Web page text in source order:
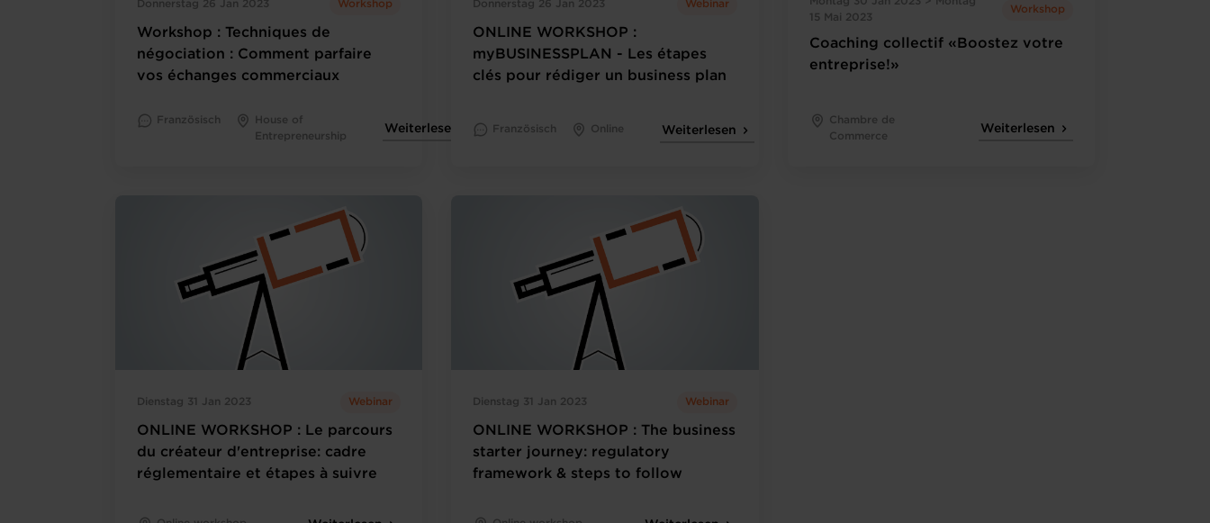
Donnerstag 26 Jan 2023 Workshop
Workshop : Techniques de
négociation : Comment parfaire
vos échanges commerciaux
Französisch
House of
Entrepreneurship
Weiterlesen
Donnerstag 26 Jan 2023 Webinar
ONLINE WORKSHOP :
myBUSINESSPLAN - Les étapes
clés pour rédiger un business plan
Französisch Online Weiterlesen
15 Mai 2023
Workshop
Coaching collectif «Boostez votre
entreprise!»
Chambre de
Commerce
Weiterlesen
Dienstag 31 Jan 2023 Webinar
ONLINE WORKSHOP : Le parcours
du créateur d'entreprise: cadre
réglementaire et étapes à suivre
Dienstag 31 Jan 2023 Webinar
ONLINE WORKSHOP : The business
starter journey: regulatory
framework & steps to follow